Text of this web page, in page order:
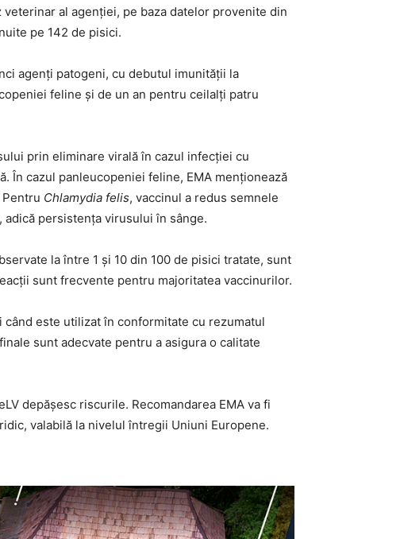
al agenției, pe baza datelor provenite din
pe 142 de pisici.
agenți patogeni, cu debutul imunității la
feline și de un an pentru ceilalți patru
prin eliminare virală în cazul infecției cu
În cazul panleucopeniei feline, EMA menționează
Chlamydia felis, vaccinul a redus semnele
persistența virusului în sânge.
la între 1 și 10 din 100 de pisici tratate, sunt
sunt frecvente pentru majoritatea vaccinurilor.
este utilizat în conformitate cu rezumatul
sunt adecvate pentru a asigura o calitate
depășesc riscurile. Recomandarea EMA va fi
valabilă la nivelul întregii Uniuni Europene.